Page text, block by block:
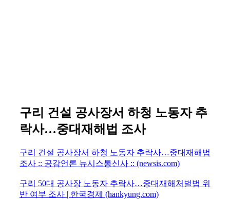
구리 건설 공사장서 하청 노동자 추
락사…중대재해법 조사
구리 건설 공사장서 하청 노동자 추락사…중대재해법
조사 :: 공감언론 뉴시스통신사 :: (newsis.com)
구리 50대 공사장 노동자 추락사…중대재해처벌법 위
반 여부 조사 | 한국경제 (hankyung.com)